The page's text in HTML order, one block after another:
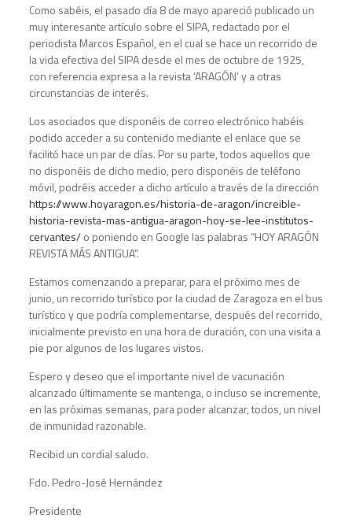
Como sabéis, el pasado día 8 de mayo apareció publicado un
muy interesante artículo sobre el SIPA, redactado por el
periodista Marcos Español, en el cual se hace un recorrido de
la vida efectiva del SIPA desde el mes de octubre de 1925,
con referencia expresa a la revista ‘ARAGÓN’ y a otras
circunstancias de interés.
Los asociados que disponéis de correo electrónico habéis
podido acceder a su contenido mediante el enlace que se
facilitó hace un par de días. Por su parte, todos aquellos que
no disponéis de dicho medio, pero disponéis de teléfono
móvil, podréis acceder a dicho artículo a través de la dirección
https://www.hoyaragon.es/historia-de-aragon/increible-
historia-revista-mas-antigua-aragon-hoy-se-lee-institutos-
cervantes/o poniendo en Google las palabras “HOY ARAGÓN
REVISTA MÁS ANTIGUA”.
Estamos comenzando a preparar, para el próximo mes de
junio, un recorrido turístico por la ciudad de Zaragoza en el bus
turístico y que podría complementarse, después del recorrido,
inicialmente previsto en una hora de duración, con una visita a
pie por algunos de los lugares vistos.
Espero y deseo que el importante nivel de vacunación
alcanzado últimamente se mantenga, o incluso se incremente,
en las próximas semanas, para poder alcanzar, todos, un nivel
de inmunidad razonable.
Recibid un cordial saludo.
Fdo. Pedro-José Hernández
Presidente